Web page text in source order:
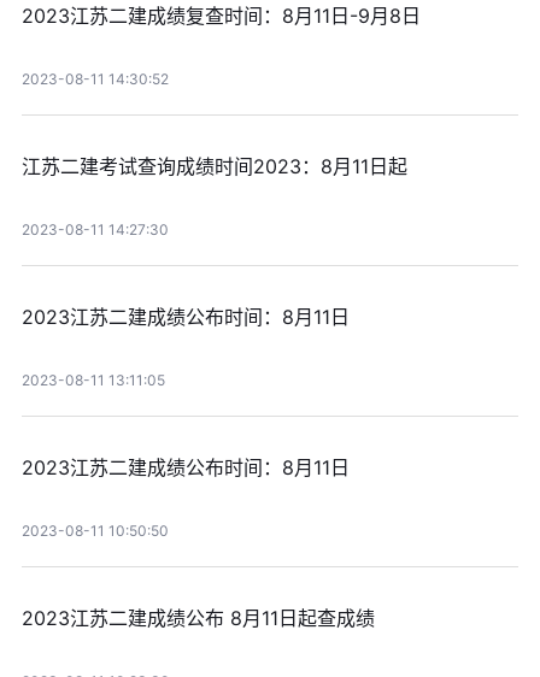
2023江苏二建成绩复查时间：8月11日-9月8日
2023-08-11 14:30:52
江苏二建考试查询成绩时间2023：8月11日起
2023-08-11 14:27:30
2023江苏二建成绩公布时间：8月11日
2023-08-11 13:11:05
2023江苏二建成绩公布时间：8月11日
2023-08-11 10:50:50
2023江苏二建成绩公布 8月11日起查成绩